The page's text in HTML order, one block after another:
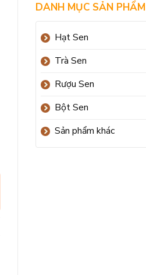
DANH MỤC SẢN PHẨM
Hạt Sen
Trà Sen
Rượu Sen
Bột Sen
Sản phẩm khác